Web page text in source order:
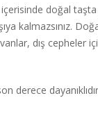
içerisinde doğal
kalmazsınız.
dış cepheler
derece